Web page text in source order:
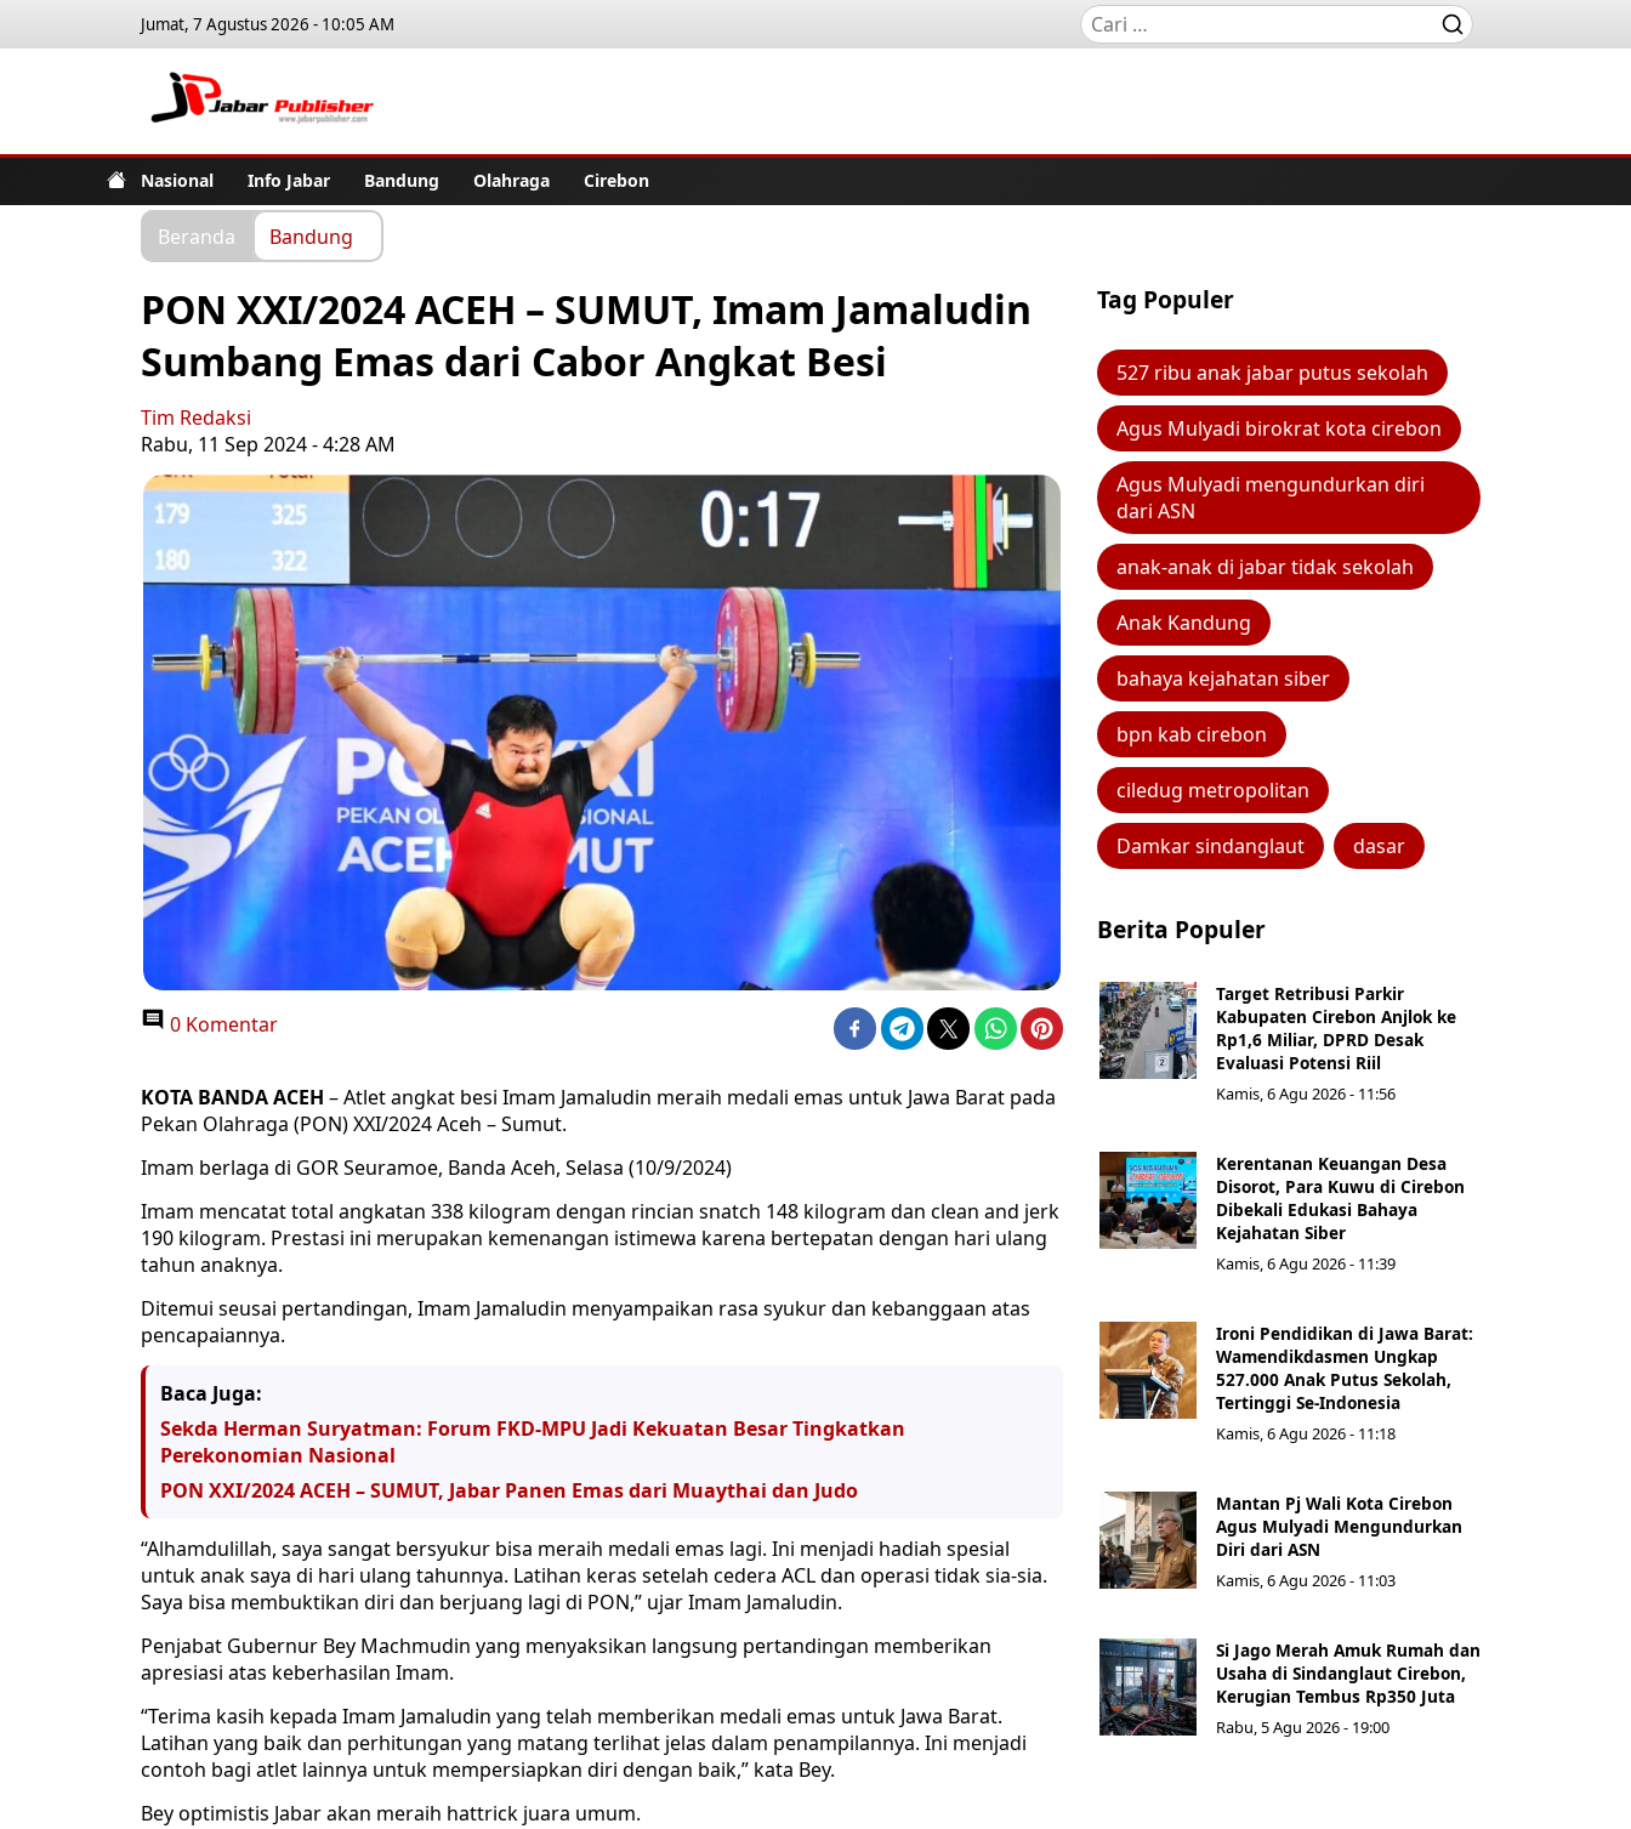
Jumat, 7 Agustus 2026 - 10:05 AM
Nasional Info Jabar Bandung Olahraga Cirebon
Beranda Bandung
PON XXI/2024 ACEH – SUMUT, Imam Jamaludin
Sumbang Emas dari Cabor Angkat Besi
Tim Redaksi
Rabu, 11 Sep 2024 - 4:28 AM
0 Komentar
KOTA BANDA ACEH – Atlet angkat besi Imam Jamaludin meraih medali emas untuk Jawa Barat pada
Pekan Olahraga (PON) XXI/2024 Aceh – Sumut.
Imam berlaga di GOR Seuramoe, Banda Aceh, Selasa (10/9/2024)
Imam mencatat total angkatan 338 kilogram dengan rincian snatch 148 kilogram dan clean and jerk
190 kilogram. Prestasi ini merupakan kemenangan istimewa karena bertepatan dengan hari ulang
tahun anaknya.
Ditemui seusai pertandingan, Imam Jamaludin menyampaikan rasa syukur dan kebanggaan atas
pencapaiannya.
Baca Juga:
Sekda Herman Suryatman: Forum FKD-MPU Jadi Kekuatan Besar Tingkatkan
Perekonomian Nasional
PON XXI/2024 ACEH – SUMUT, Jabar Panen Emas dari Muaythai dan Judo
“Alhamdulillah, saya sangat bersyukur bisa meraih medali emas lagi. Ini menjadi hadiah spesial
untuk anak saya di hari ulang tahunnya. Latihan keras setelah cedera ACL dan operasi tidak sia-sia.
Saya bisa membuktikan diri dan berjuang lagi di PON,” ujar Imam Jamaludin.
Penjabat Gubernur Bey Machmudin yang menyaksikan langsung pertandingan memberikan
apresiasi atas keberhasilan Imam.
“Terima kasih kepada Imam Jamaludin yang telah memberikan medali emas untuk Jawa Barat.
Latihan yang baik dan perhitungan yang matang terlihat jelas dalam penampilannya. Ini menjadi
contoh bagi atlet lainnya untuk mempersiapkan diri dengan baik,” kata Bey.
Bey optimistis Jabar akan meraih hattrick juara umum.
Tag Populer
527 ribu anak jabar putus sekolah
Agus Mulyadi birokrat kota cirebon
Agus Mulyadi mengundurkan diri
dari ASN
anak-anak di jabar tidak sekolah
Anak Kandung
bahaya kejahatan siber
bpn kab cirebon
ciledug metropolitan
Damkar sindanglaut dasar
Berita Populer
Target Retribusi Parkir
Kabupaten Cirebon Anjlok ke
Rp1,6 Miliar, DPRD Desak
Evaluasi Potensi Riil
Kamis, 6 Agu 2026 - 11:56
Kerentanan Keuangan Desa
Disorot, Para Kuwu di Cirebon
Dibekali Edukasi Bahaya
Kejahatan Siber
Kamis, 6 Agu 2026 - 11:39
Ironi Pendidikan di Jawa Barat:
Wamendikdasmen Ungkap
527.000 Anak Putus Sekolah,
Tertinggi Se-Indonesia
Kamis, 6 Agu 2026 - 11:18
Mantan Pj Wali Kota Cirebon
Agus Mulyadi Mengundurkan
Diri dari ASN
Kamis, 6 Agu 2026 - 11:03
Si Jago Merah Amuk Rumah dan
Usaha di Sindanglaut Cirebon,
Kerugian Tembus Rp350 Juta
Rabu, 5 Agu 2026 - 19:00